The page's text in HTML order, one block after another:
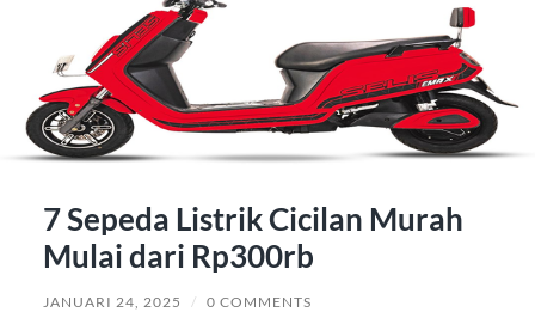
7 Sepeda Listrik Cicilan Murah
Mulai dari Rp300rb
JANUARI 24, 2025 / 0 COMMENTS